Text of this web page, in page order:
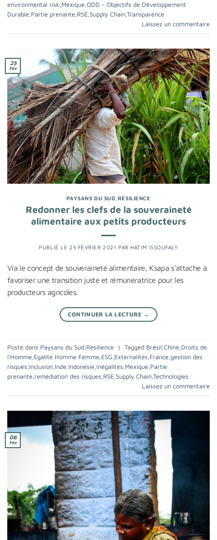
environmental risk Mexique ODD - Objectifs de Développement
Durable Partie prenante RSE Supply Chain Transparence
Laissez un commentaire
25
Fév
PAYSANS DU SUD RÉSILIENCE
Redonner les clefs de la souveraineté
alimentaire aux petits producteurs
PUBLIÉ LE 25 FÉVRIER 2021 PAR HATIM ISSOUFALY
Via le concept de souveraineté alimentaire, Ksapa s’attache à
favoriser une transition juste et rémunératrice pour les
producteurs agricoles.
CONTINUER LA LECTURE →
Posté dans Paysans du Sud,Résilience | Tagged Brésil,Chine,Droits de
l’Homme,Egalité Homme Femme,ESG,Externalités,France,gestion des
risques,Inclusion,Inde,Indonésie,Inégalités,Mexique,Partie
prenante,remédiation des risques,RSE,Supply Chain,Technologies
Laissez un commentaire
06
Fév